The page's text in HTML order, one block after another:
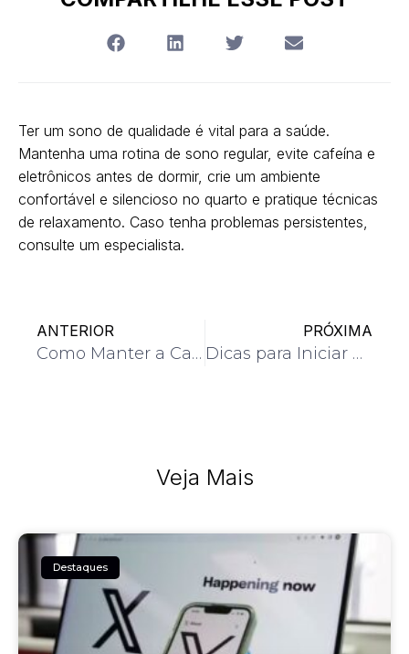
Ter um sono de qualidade é vital para a saúde.
Mantenha uma rotina de sono regular, evite cafeína e
eletrônicos antes de dormir, crie um ambiente
confortável e silencioso no quarto e pratique técnicas
de relaxamento. Caso tenha problemas persistentes,
consulte um especialista.
ANTERIOR
Como Manter a Casa Sempre Limpa e Organizada
PRÓXIMA
Dicas para Iniciar uma Rotina de Exercícios Físicos
Veja Mais
Destaques